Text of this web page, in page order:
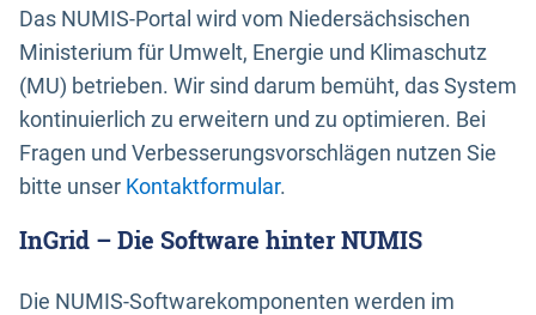
Das NUMIS-Portal wird vom Niedersächsischen
Ministerium für Umwelt, Energie und Klimaschutz
(MU) betrieben. Wir sind darum bemüht, das System
kontinuierlich zu erweitern und zu optimieren. Bei
Fragen und Verbesserungsvorschlägen nutzen Sie
bitte unser Kontaktformular.
InGrid – Die Software hinter NUMIS
Die NUMIS-Softwarekomponenten werden im